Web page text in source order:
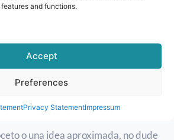
and functions.
Accept
Preferences
Privacy StatementImpressum
de diseño y fabricación,
y qué no.
brindarle consejos de
o una idea aproximada, no dude